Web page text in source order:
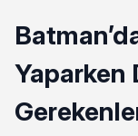
Yaparken